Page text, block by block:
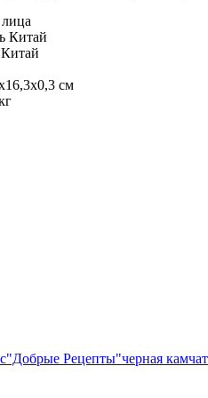
Китай
Китай
см
Рецепты"черная